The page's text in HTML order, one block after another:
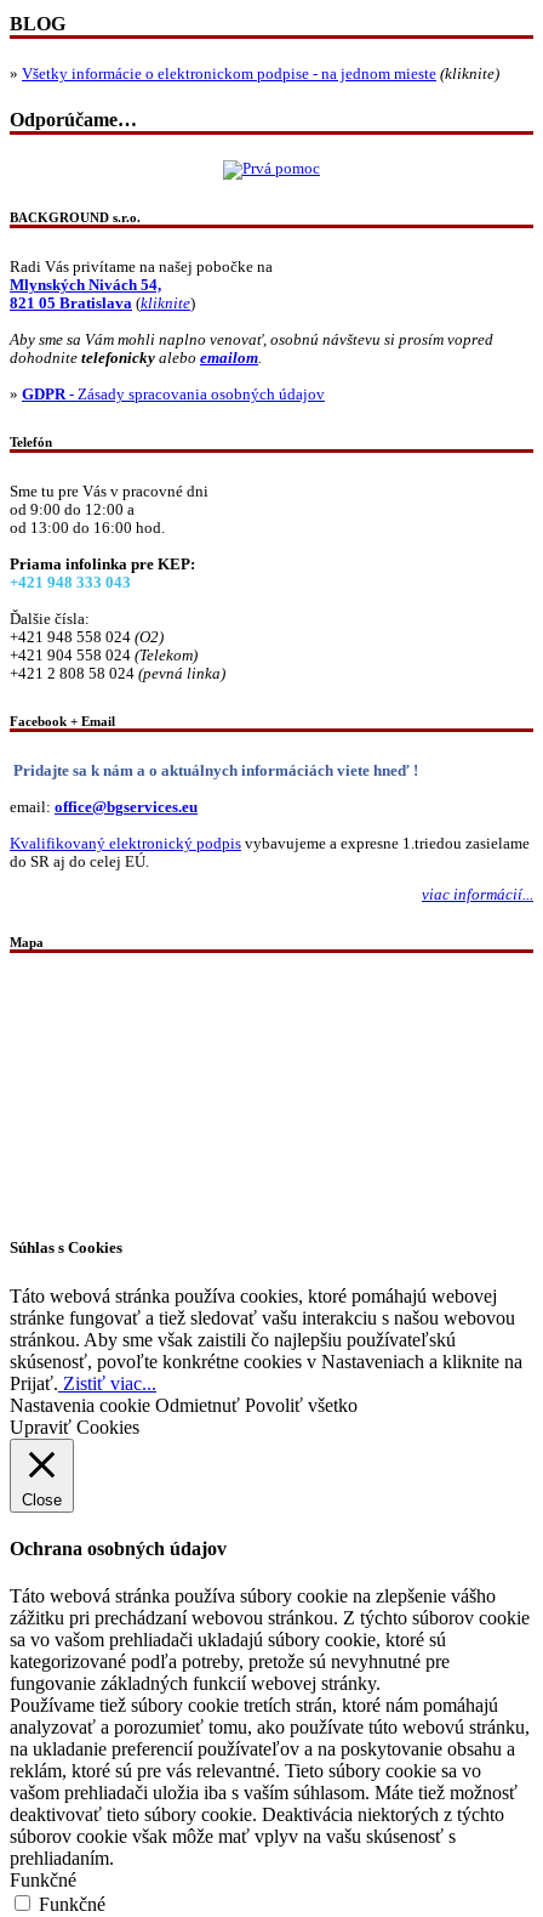
BLOG
» Všetky informácie o elektronickom podpise - na jednom mieste (kliknite)
Odporúčame…
BACKGROUND s.r.o.
Radi Vás privítame na našej pobočke na
Mlynských Nivách 54,
821 05 Bratislava (kliknite)
Aby sme sa Vám mohli naplno venovať, osobnú návštevu si prosím vopred
dohodnite telefonicky alebo emailom.
» GDPR- Zásady spracovania osobných údajov
Telefón
Sme tu pre Vás v pracovné dni
od 9:00 do 12:00 a
od 13:00 do 16:00 hod.
Priama infolinka pre KEP:
+421 948 333 043
Ďalšie čísla:
+421 948 558 024 (O2)
+421 904 558 024 (Telekom)
+421 2 808 58 024 (pevná linka)
Facebook + Email
Pridajte sa k nám a o aktuálnych informáciách viete hneď !
email: office@bgservices.eu
Kvalifikovaný elektronický podpis vybavujeme a expresne 1.triedou zasielame
do SR aj do celej EÚ.
viac informácií...
Mapa
Súhlas s Cookies
Táto webová stránka používa cookies, ktoré pomáhajú webovej
stránke fungovať a tiež sledovať vašu interakciu s našou webovou
stránkou. Aby sme však zaistili čo najlepšiu používateľskú
skúsenosť, povoľte konkrétne cookies v Nastaveniach a kliknite na
Prijať. Zistiť viac...
Nastavenia cookie Odmietnuť Povoliť všetko
Upraviť Cookies
Close
Ochrana osobných údajov
Táto webová stránka používa súbory cookie na zlepšenie vášho
zážitku pri prechádzaní webovou stránkou. Z týchto súborov cookie
sa vo vašom prehliadači ukladajú súbory cookie, ktoré sú
kategorizované podľa potreby, pretože sú nevyhnutné pre
fungovanie základných funkcií webovej stránky.
Používame tiež súbory cookie tretích strán, ktoré nám pomáhajú
analyzovať a porozumieť tomu, ako používate túto webovú stránku,
na ukladanie preferencií používateľov a na poskytovanie obsahu a
reklám, ktoré sú pre vás relevantné. Tieto súbory cookie sa vo
vašom prehliadači uložia iba s vaším súhlasom. Máte tiež možnosť
deaktivovať tieto súbory cookie. Deaktivácia niektorých z týchto
súborov cookie však môže mať vplyv na vašu skúsenosť s
prehliadaním.
Funkčné
Funkčné